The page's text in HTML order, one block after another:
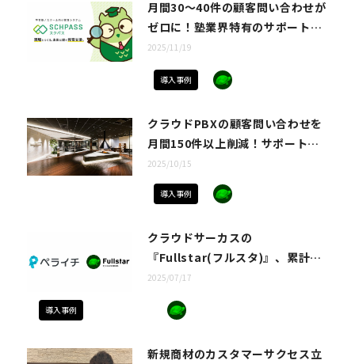
月間30〜40件の顧客問い合わせが
ゼロに！塾業界特有のサポート課
題を解消し、顧客データ集計・活
用の効率化まで実現した
「Fullstar」活用術とは
2025/11/19
導入事例
クラウドPBXの顧客問い合わせを
月間150件以上削減！サポート部
門の生産性を向上させた、
Fullstarのチェックリスト活用法
とは
2025/10/15
導入事例
クラウドサーカスの
『Fullstar(フルスタ)』、累計ユ
ーザー60万人超えのホームページ
2025/07/17
導入事例
新規商材のカスタマーサクセス立